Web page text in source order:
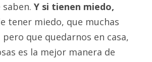
Y si tienen miedo,
tener miedo, que muchas
que quedarnos en casa,
es la mejor manera de